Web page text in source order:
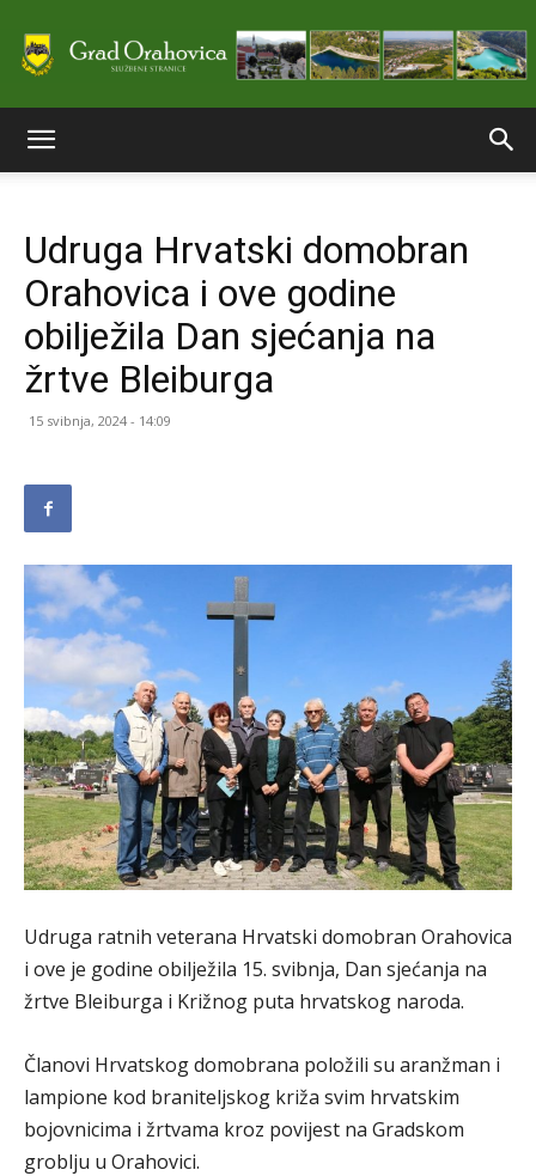
stranice
Grada
Udruga Hrvatski domobran
Orahovica i ove godine
obilježila Dan sjećanja na
žrtve Bleiburga
15 svibnja, 2024 - 14:09
Udruga ratnih veterana Hrvatski domobran Orahovica
i ove je godine obilježila 15. svibnja, Dan sjećanja na
žrtve Bleiburga i Križnog puta hrvatskog naroda.
Članovi Hrvatskog domobrana položili su aranžman i
lampione kod braniteljskog križa svim hrvatskim
bojovnicima i žrtvama kroz povijest na Gradskom
groblju u Orahovici.